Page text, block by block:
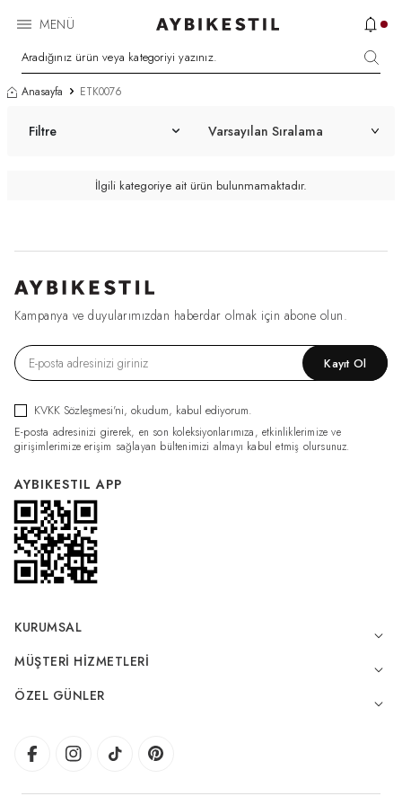
MENÜ
Anasayfa ETK0076
Filtre
İlgili kategoriye ait ürün bulunmamaktadır.
Kampanya ve duyularımızdan haberdar olmak için abone olun.
Kayıt Ol
KVKK Sözleşmesi'ni, okudum, kabul ediyorum.
E-posta adresinizi girerek, en son koleksiyonlarımıza, etkinliklerimize ve
girişimlerimize erişim sağlayan bültenimizi almayı kabul etmiş olursunuz.
AYBIKESTIL APP
KURUMSAL
MÜŞTERI HIZMETLERI
ÖZEL GÜNLER